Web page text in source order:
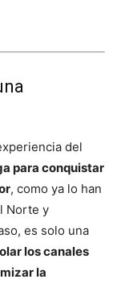
del
para conquistar
, como ya lo han
Norte y
es solo una
los canales
la